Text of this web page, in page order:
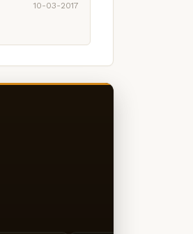
10-03-2017